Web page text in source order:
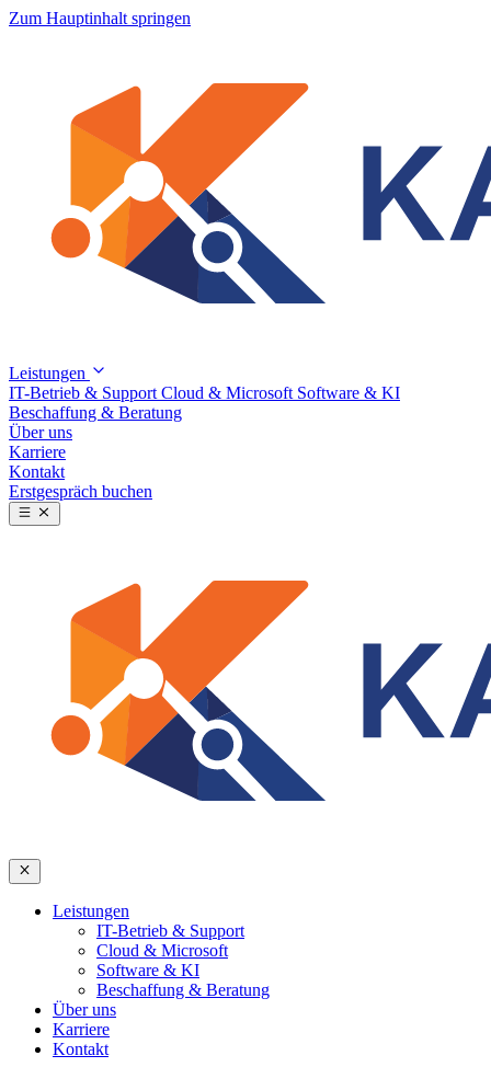
Zum Hauptinhalt springen
Leistungen
IT-Betrieb & Support Cloud & Microsoft Software & KI
Beschaffung & Beratung
Über uns
Karriere
Kontakt
Erstgespräch buchen
Leistungen
IT-Betrieb & Support
Cloud & Microsoft
Software & KI
Beschaffung & Beratung
Über uns
Karriere
Kontakt